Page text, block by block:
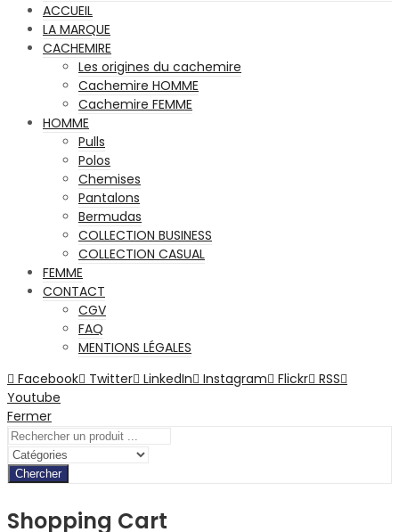
ACCUEIL
LA MARQUE
CACHEMIRE
Les origines du cachemire
Cachemire HOMME
Cachemire FEMME
HOMME
Pulls
Polos
Chemises
Pantalons
Bermudas
COLLECTION BUSINESS
COLLECTION CASUAL
FEMME
CONTACT
CGV
FAQ
MENTIONS LÉGALES
Facebook
Twitter LinkedIn Instagram Flickr RSS
Youtube
Fermer
Chercher
Shopping Cart